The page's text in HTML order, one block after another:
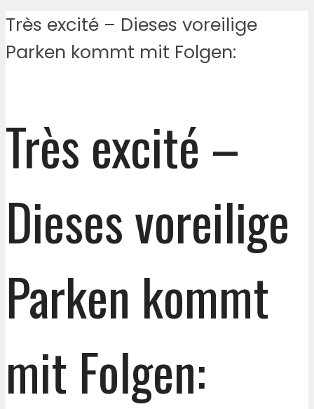
Très excité – Dieses voreilige
Parken kommt mit Folgen:
Très excité –
Dieses voreilige
Parken kommt
mit Folgen: